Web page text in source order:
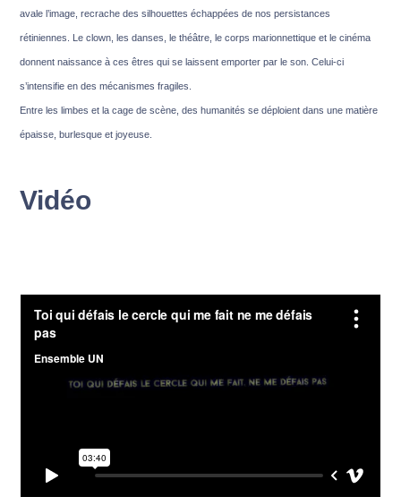
avale l’image, recrache des silhouettes échappées de nos persistances
rétiniennes. Le clown, les danses, le théâtre, le corps marionnettique et le cinéma
donnent naissance à ces êtres qui se laissent emporter par le son. Celui-ci
s’intensifie en des mécanismes fragiles.
Entre les limbes et la cage de scène, des humanités se déploient dans une matière
épaisse, burlesque et joyeuse.
Vidéo